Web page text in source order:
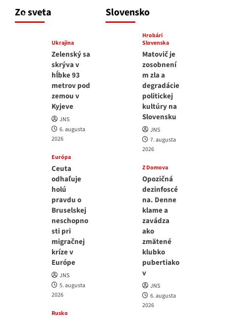
Zo sveta
6. augusta 2026
Ukrajina
Zelenský sa
skrýva v
hĺbke 93
metrov pod
zemou v
Kyjeve
JNS
6. augusta
2026
Európa
Ceuta
odhaľuje
holú
pravdu o
Bruselskej
neschopno
sti pri
migračnej
kríze v
Európe
JNS
5. augusta
2026
Rusko
Slovensko
Hrobári
Slovenska
Matovič je
zosobnení
m zla a
degradácie
politickej
kultúry na
Slovensku
JNS
7. augusta
2026
Z Domova
Opozičná
dezinfoscé
na. Denne
klame a
zavádza
ako
zmätené
klubko
pubertiako
v
JNS
6. augusta
2026